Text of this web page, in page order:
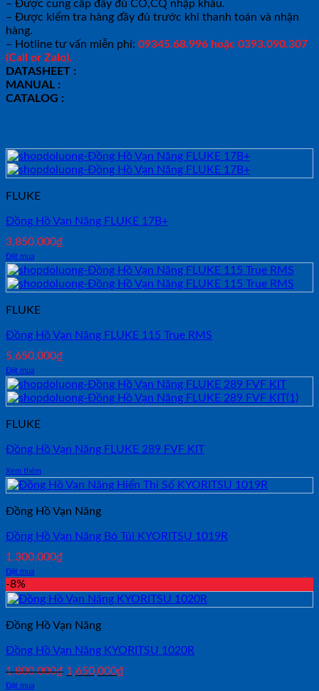
– Được cung cấp đầy đủ CO,CQ nhập khẩu.
– Được kiểm tra hàng đầy đủ trước khi thanh toán và nhận
hàng.
– Hotline tư vấn miễn phí: 09345.68.996 hoặc 0393.090.307
(Call or Zalo).
DATASHEET :
MANUAL :
CATALOG :
FLUKE
Đồng Hồ Vạn Năng FLUKE 17B+
3,850,000₫
Đặt mua
FLUKE
Đồng Hồ Vạn Năng FLUKE 115 True RMS
5,650,000₫
Đặt mua
FLUKE
Đồng Hồ Vạn Năng FLUKE 289 FVF KIT
Xem thêm
Đồng Hồ Vạn Năng
Đồng Hồ Vạn Năng Bỏ Túi KYORITSU 1019R
1,300,000₫
Đặt mua
-8%
Đồng Hồ Vạn Năng
Đồng Hồ Vạn Năng KYORITSU 1020R
1,800,000₫ Giá
1,650,000₫
Đặt mua